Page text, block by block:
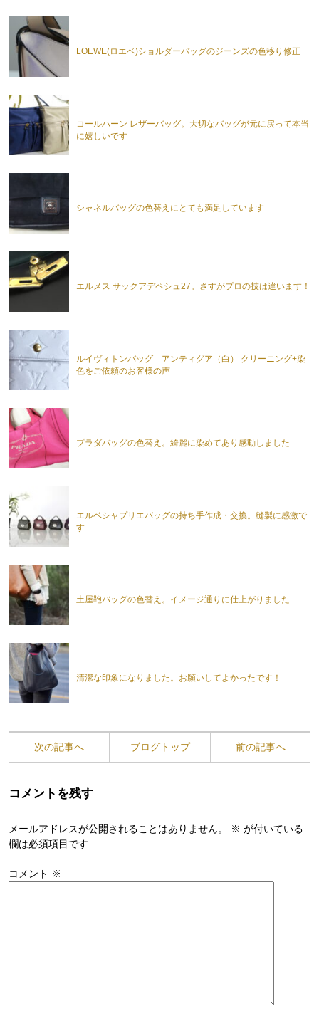
LOEWE(ロエベ)ショルダーバッグのジーンズの色移り修正
コールハーン レザーバッグ。大切なバッグが元に戻って本当
に嬉しいです
シャネルバッグの色替えにとても満足しています
エルメス サックアデペシュ27。さすがプロの技は違います！
ルイヴィトンバッグ アンティグア（白） クリーニング+染
色をご依頼のお客様の声
プラダバッグの色替え。綺麗に染めてあり感動しました
エルベシャプリエバッグの持ち手作成・交換。縫製に感激で
す
土屋鞄バッグの色替え。イメージ通りに仕上がりました
清潔な印象になりました。お願いしてよかったです！
次の記事へ ブログトップ 前の記事へ
コメントを残す
メールアドレスが公開されることはありません。 ※ が付いている
欄は必須項目です
コメント ※